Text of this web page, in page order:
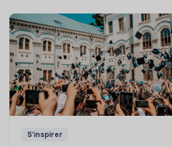
S'inspirer